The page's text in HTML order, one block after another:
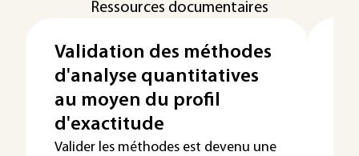
Ressources documentaires
Validation des méthodes
d'analyse quantitatives
au moyen du profil
d'exactitude
Valider les méthodes est devenu une